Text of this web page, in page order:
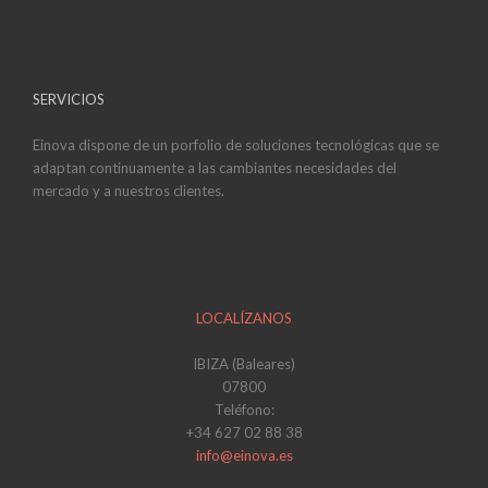
SERVICIOS
Einova dispone de un porfolio de soluciones tecnológicas que se
adaptan continuamente a las cambiantes necesidades del
mercado y a nuestros clientes.
LOCALÍZANOS
IBIZA (Baleares)
07800
Teléfono:
+34 627 02 88 38
info@einova.es